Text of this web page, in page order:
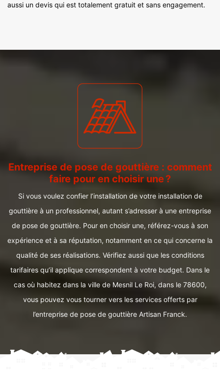
aussi un devis qui est totalement gratuit et sans engagement.
Entreprise de pose de gouttière : comment
faire pour en choisir une ?
Si vous voulez confier l’installation de votre installation de
gouttière à un professionnel, autant s’adresser à une entreprise
de pose de gouttière. Pour en choisir une, référez-vous à son
expérience et à sa réputation, notamment en ce qui concerne la
qualité de ses réalisations. Vérifiez aussi que les conditions
tarifaires qu’il applique correspondent à votre budget. Dans le
cas où habitez dans la ville de Mesnil Le Roi, dans le 78600,
vous pouvez vous tourner vers les services offerts par
l’entreprise de pose de gouttière Artisan Franck.